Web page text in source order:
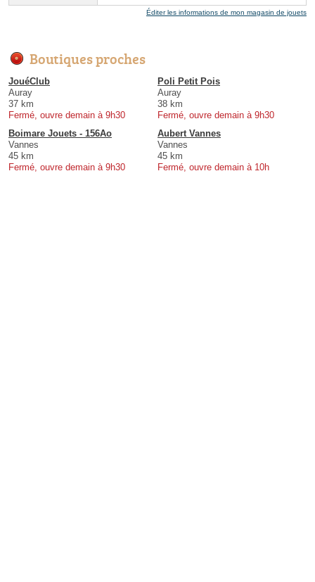
Éditer les informations de mon magasin de jouets
Boutiques proches
JouéClub
Auray
37 km
Fermé, ouvre demain à 9h30
Poli Petit Pois
Auray
38 km
Fermé, ouvre demain à 9h30
Boimare Jouets - 156Ao
Vannes
45 km
Fermé, ouvre demain à 9h30
Aubert Vannes
Vannes
45 km
Fermé, ouvre demain à 10h